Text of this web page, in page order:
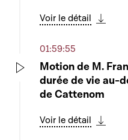
Voir le détail
01:59:55
Motion de M.
durée de vie au-
de Cattenom
Voir le détail